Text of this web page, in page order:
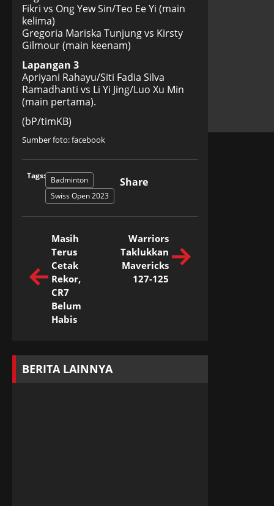
Fikri vs Ong Yew Sin/Teo Ee Yi (main
kelima)
Gregoria Mariska Tunjung vs Kirsty
Gilmour (main keenam)
Lapangan 3
Apriyani Rahayu/Siti Fadia Silva
Ramadhanti vs Li Yi Jing/Luo Xu Min
(main pertama).
(bP/timKB)
Sumber foto: facebook
Tags: Badminton
Swiss Open 2023
Share
Masih
Terus
Cetak
Rekor,
CR7
Belum
Habis
Warriors
Taklukkan
Mavericks
127-125
BERITA LAINNYA